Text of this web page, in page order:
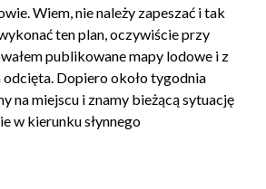
Wiem, nie należy zapeszać i tak
ten plan, oczywiście przy
publikowane mapy lodowe i z
odcięta. Dopiero około tygodnia
na miejscu i znamy bieżącą sytuację
w kierunku słynnego